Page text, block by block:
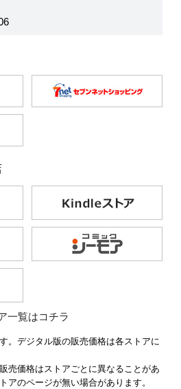
一覧はコチラ
。デジタル版の販売価格は各ストアに
売価格はストアごとに異なることがあ
アのページが無い場合があります。